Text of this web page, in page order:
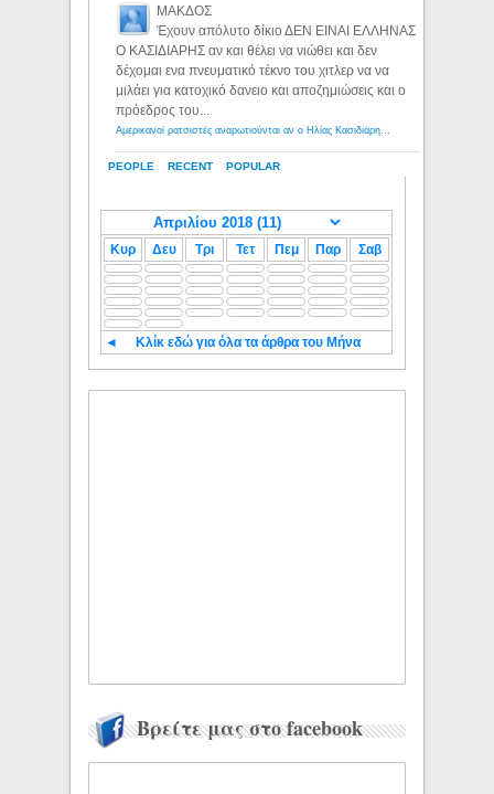
PEOPLE RECENT POPULAR
ΜΑΚΔΟΣ
Έχουν απόλυτο δίκιο ΔΕΝ ΕΙΝΑΙ ΕΛΛΗΝΑΣ
Ο ΚΑΣΙΔΙΑΡΗΣ αν και θέλει να νιώθει και δεν
δέχομαι ενα πνευματικό τέκνο του χιτλερ να να
μιλάει για κατοχικό δανειο και αποζημιώσεις και ο
πρόεδρος του...
Αμερικανοί ρατσιστές αναρωτιούνται αν ο Ηλίας Κασιδιάρης ανήκει στη λευκή φυλή... - Λόγιος Ερμής
Κυρ Δευ Τρι Τετ Πεμ Παρ Σαβ
◄ Κλίκ εδώ για όλα τα άρθρα του Μήνα
Βρείτε μας στο facebook